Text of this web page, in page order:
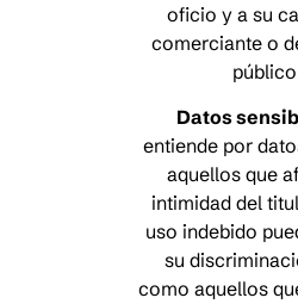
oficio y a su
comerciante o
Datos
entiende por
aquellos que
intimidad del
uso indebido
su
como aquellos